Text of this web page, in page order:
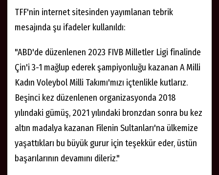
TFF'nin internet sitesinden yayımlanan tebrik
mesajında şu ifadeler kullanıldı:
"ABD'de düzenlenen 2023 FIVB Milletler Ligi finalinde
Çin'i 3-1 mağlup ederek şampiyonluğu kazanan A Milli
Kadın Voleybol Milli Takımı'mızı içtenlikle kutlarız.
Beşinci kez düzenlenen organizasyonda 2018
yılındaki gümüş, 2021 yılındaki bronzdan sonra bu kez
altın madalya kazanan Filenin Sultanları'na ülkemize
yaşattıkları bu büyük gurur için teşekkür eder, üstün
başarılarının devamını dileriz."